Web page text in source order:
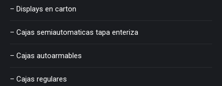
– Displays en carton
– Cajas semiautomaticas tapa enteriza
– Cajas autoarmables
– Cajas regulares